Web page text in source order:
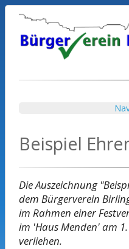
Beispiel
Die Auszeichnung
dem Bürgerverein
im Rahmen einer
im 'Haus Menden' am
verliehen.